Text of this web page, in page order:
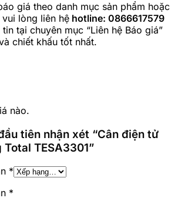
giá theo danh mục sản phẩm hoặc
lòng liên hệ hotline: 0866617579
tại chuyên mục “Liên hệ Báo giá”
chiết khấu tốt nhất.
nào.
tiên nhận xét “Cân điện tử
TESA3301”
*
*